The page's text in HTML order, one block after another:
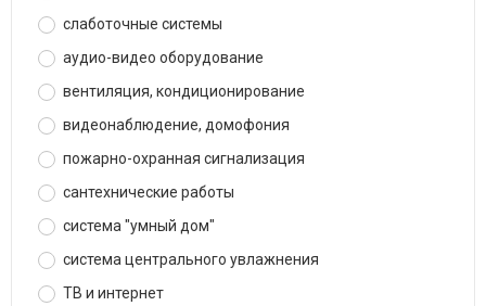
слаботочные системы
аудио-видео оборудование
вентиляция, кондиционирование
видеонаблюдение, домофония
пожарно-охранная сигнализация
сантехнические работы
система "умный дом"
система центрального увлажнения
ТВ и интернет